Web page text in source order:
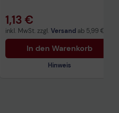
1,13 €
inkl. MwSt. zzgl. Versand ab 5,99 €
In den Warenkorb
Hinweis